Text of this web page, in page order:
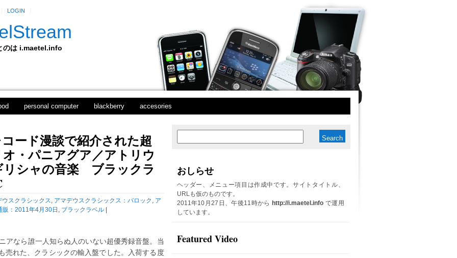
LOGIN
のは i.maetel.info
personal computer blackberry accesories
ード漫談で紹介された超
・パニアグア／アトリウ
リシャの音楽 ブラックラ
ウスクラシックス, アマデウスクラシックス：バロック , ア
販：2011年4月30日 , ブラックラベル
なら誰一人知らぬ人のいない超優秀録音盤。当
売れた、クラシックの輸入盤でした。入荷する度
おしらせ
ヘッダー、メニュー項目は作成中です。サイトタイトル、
URLも仮のものです。
2011年10月27日、午後11時から http://i.maetel.info で運用
しています。
Featured Video